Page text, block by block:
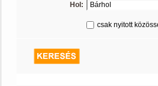
Hol:
csak nyitott